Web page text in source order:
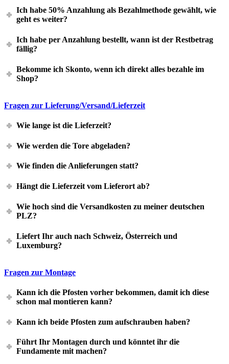
Ich habe 50% Anzahlung als Bezahlmethode gewählt, wie
geht es weiter?
Ich habe per Anzahlung bestellt, wann ist der Restbetrag
fällig?
Bekomme ich Skonto, wenn ich direkt alles bezahle im
Shop?
Fragen zur Lieferung/Versand/Lieferzeit
Wie lange ist die Lieferzeit?
Wie werden die Tore abgeladen?
Wie finden die Anlieferungen statt?
Hängt die Lieferzeit vom Lieferort ab?
Wie hoch sind die Versandkosten zu meiner deutschen
PLZ?
Liefert Ihr auch nach Schweiz, Österreich und
Luxemburg?
Fragen zur Montage
Kann ich die Pfosten vorher bekommen, damit ich diese
schon mal montieren kann?
Kann ich beide Pfosten zum aufschrauben haben?
Führt Ihr Montagen durch und könntet ihr die
Fundamente mit machen?